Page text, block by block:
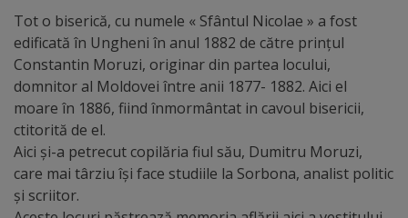
Diplome
de
Excelență
Ungheniul
turistic
Obiective
Tot o biserică, cu numele « Sfântul Nicolae » a fost
edificată în Ungheni în anul 1882 de către prinţul
Constantin Moruzi, originar din partea locului,
domnitor al Moldovei între anii 1877- 1882. Aici el
moare în 1886, fiind înmormântat in cavoul bisericii,
ctitorită de el.
Aici şi-a petrecut copilăria fiul său, Dumitru Moruzi,
care mai târziu îşi face studiile la Sorbona, analist politic
şi scriitor.